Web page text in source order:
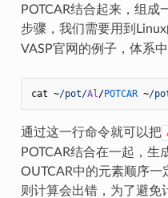
POTCAR结合起来，组成
步骤，我们需要用到Linux
VASP官网的例子，体系
cat ~/pot/Al/POTCAR ~/
通过这一行命令就可以把
POTCAR结合在一起，生
OUTCAR中的元素顺序一
则计算会出错，为了避免